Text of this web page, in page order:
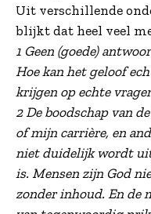
Uit verschillende
blijkt dat heel veel
1 Geen (goede)
Hoe kan het geloof
krijgen op echte
2 De boodschap van
of mijn carrière, en
niet duidelijk wordt
is. Mensen zijn God
zonder inhoud. En de